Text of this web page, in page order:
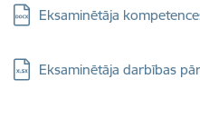
Lejupielādēt:
Eksaminētāja
Lejupielādēt:
Eksaminētāja darbības